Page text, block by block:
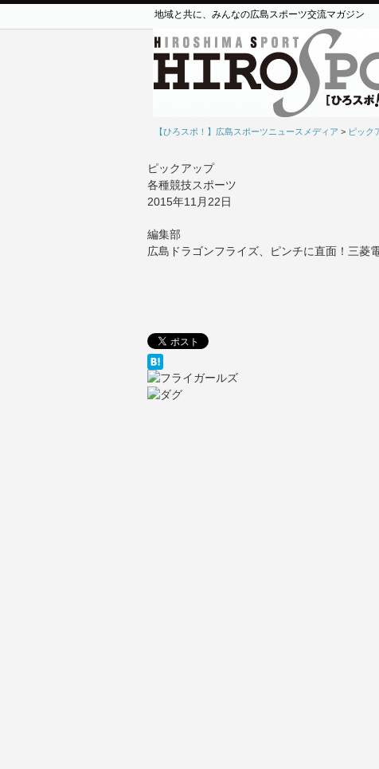
地域と共に、みんなの広島スポーツ交流マガジン
【ひろスポ！】広島スポーツニュースメディア > ピック
ピックアップ
各種競技スポーツ
2015年11月22日
編集部
広島ドラゴンフライズ、ピンチに直面！三菱